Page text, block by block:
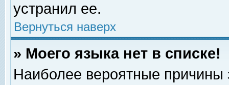
устранил ее.
Вернуться наверх
» Моего языка нет в списке!
Наиболее вероятные причины